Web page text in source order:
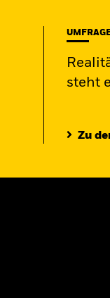
steht
Zu